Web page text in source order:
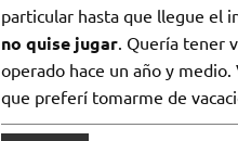
particular hasta que llegue el
no quise jugar. Quería tener
operado hace un año y
que preferí tomarme de